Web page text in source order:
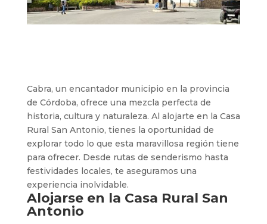
Cabra, un encantador municipio en la provincia
de Córdoba, ofrece una mezcla perfecta de
historia, cultura y naturaleza. Al alojarte en la Casa
Rural San Antonio, tienes la oportunidad de
explorar todo lo que esta maravillosa región tiene
para ofrecer. Desde rutas de senderismo hasta
festividades locales, te aseguramos una
experiencia inolvidable.
Alojarse en la Casa Rural San
Antonio